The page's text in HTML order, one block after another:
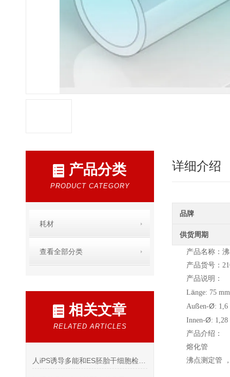
产品分类
PRODUCT CATEGORY
耗材
查看全部分类
相关文章
RELATED ARTICLES
详细介绍
品牌
供货周期
产品名称：
产品货号：
产品说明：
Länge: 75 mm
Außen-Ø: 1,6
Innen-Ø: 1,28
产品介绍：
熔化管
沸点测定管